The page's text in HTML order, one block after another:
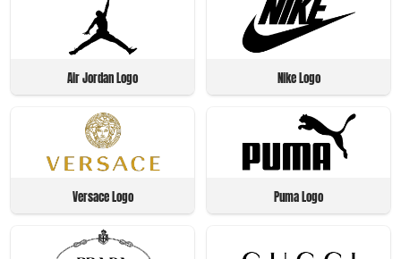
Air Jordan Logo Nike Logo
Versace Logo Puma Logo